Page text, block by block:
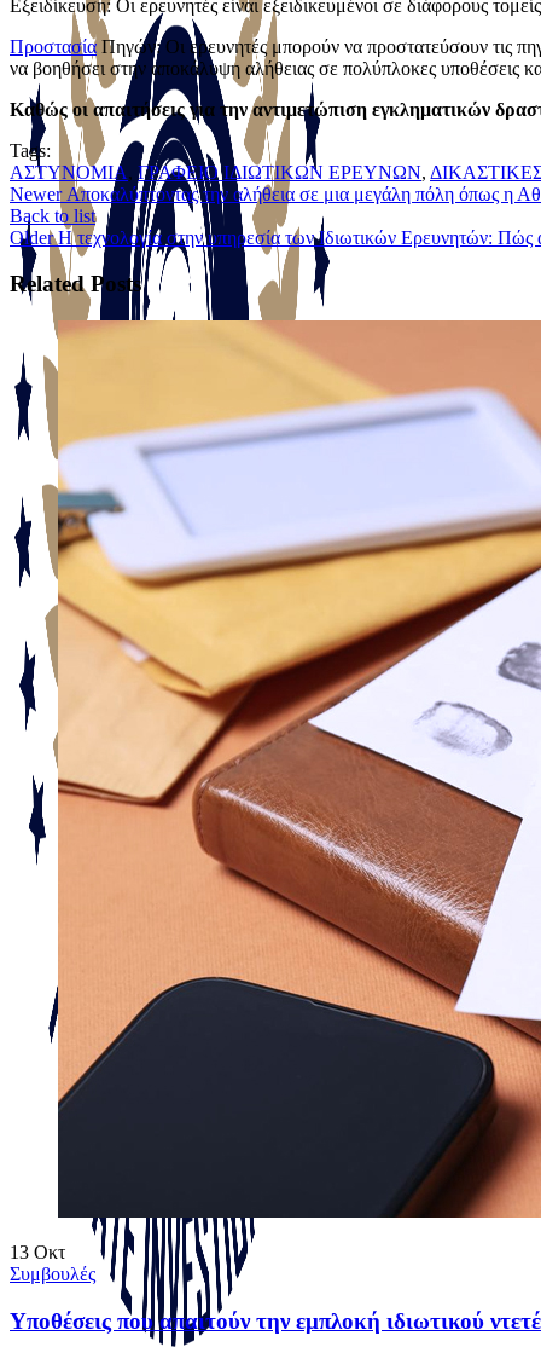
Εξειδίκευση: Οι ερευνητές είναι εξειδικευμένοι σε διάφορους
Προστασία Πηγών: Οι ερευνητές μπορούν να προστατεύσουν τις
να βοηθήσει στην αποκάλυψη αλήθειας σε πολύπλοκες υποθέσεις
Καθώς οι απαιτήσεις για την αντιμετώπιση εγκληματικών
Tags:
ΑΣΤΥΝΟΜΙΑ, ΓΡΑΦΕΙΟ ΙΔΙΩΤΙΚΩΝ ΕΡΕΥΝΩΝ,
Newer Αποκαλύπτοντας την αλήθεια σε μια μεγάλη πόλη όπως η
Back to list
Older Η τεχνολογία στην υπηρεσία των Ιδιωτικών Ερευνητών: Πώς
Related Posts
13 Οκτ
Συμβουλές
Υποθέσεις που απαιτούν την εμπλοκή ιδιωτικού